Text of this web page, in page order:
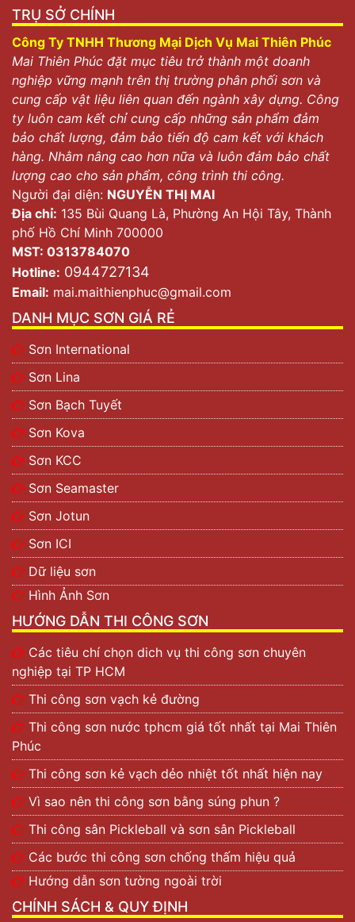
TRỤ SỞ CHÍNH
Công Ty TNHH Thương Mại Dịch Vụ Mai Thiên Phúc
Mai Thiên Phúc đặt mục tiêu trở thành một doanh
nghiệp vững mạnh trên thị trường phân phối sơn và
cung cấp vật liệu liên quan đến ngành xây dựng. Công
ty luôn cam kết chỉ cung cấp những sản phẩm đảm
bảo chất lượng, đảm bảo tiến độ cam kết với khách
hàng. Nhằm nâng cao hơn nữa và luôn đảm bảo chất
lượng cao cho sản phẩm, công trình thi công.
Người đại diện: NGUYỄN THỊ MAI
Địa chỉ: 135 Bùi Quang Là, Phường An Hội Tây, Thành
phố Hồ Chí Minh 700000
MST: 0313784070
Hotline: 0944727134
Email: mai.maithienphuc@gmail.com
DANH MỤC SƠN GIÁ RẺ
Sơn International
Sơn Lina
Sơn Bạch Tuyết
Sơn Kova
Sơn KCC
Sơn Seamaster
Sơn Jotun
Sơn ICI
Dữ liệu sơn
Hình Ảnh Sơn
HƯỚNG DẪN THI CÔNG SƠN
Các tiêu chí chọn dich vụ thi công sơn chuyên
nghiệp tại TP HCM
Thi công sơn vạch kẻ đường
Thi công sơn nước tphcm giá tốt nhất tại Mai Thiên
Phúc
Thi công sơn kẻ vạch dẻo nhiệt tốt nhất hiện nay
Vì sao nên thi công sơn bằng súng phun ?
Thi công sân Pickleball và sơn sân Pickleball
Các bước thi công sơn chống thấm hiệu quả
Hướng dẫn sơn tường ngoài trời
CHÍNH SÁCH & QUY ĐỊNH